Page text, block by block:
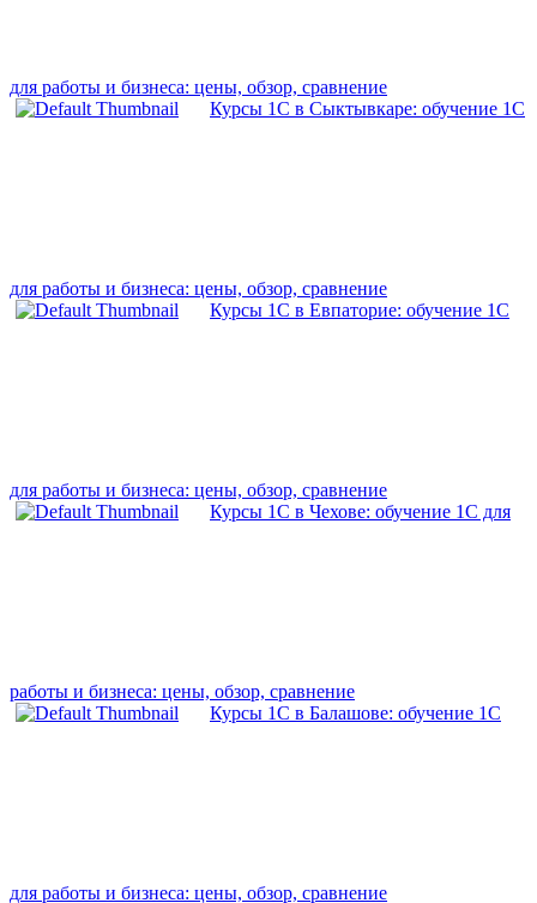
для работы и бизнеса: цены, обзор, сравнение
Курсы 1С в Сыктывкаре: обучение 1С
для работы и бизнеса: цены, обзор, сравнение
Курсы 1С в Евпаторие: обучение 1С
для работы и бизнеса: цены, обзор, сравнение
Курсы 1С в Чехове: обучение 1С для
работы и бизнеса: цены, обзор, сравнение
Курсы 1С в Балашове: обучение 1С
для работы и бизнеса: цены, обзор, сравнение